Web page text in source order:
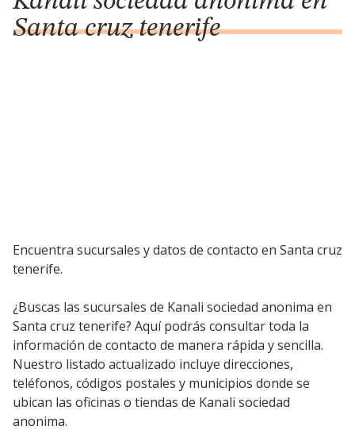
Santa cruz tenerife
Encuentra sucursales y datos de contacto en Santa cruz
tenerife.
¿Buscas las sucursales de Kanali sociedad anonima en
Santa cruz tenerife? Aquí podrás consultar toda la
información de contacto de manera rápida y sencilla.
Nuestro listado actualizado incluye direcciones,
teléfonos, códigos postales y municipios donde se
ubican las oficinas o tiendas de Kanali sociedad
anonima.